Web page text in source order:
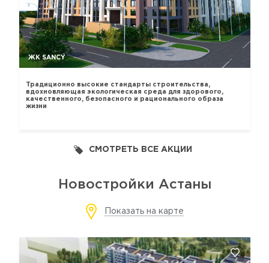
ЖК SANCY
Традиционно высокие стандарты строительства,
вдохновляющая экологическая среда для здорового,
качественного, безопасного и рационального образа
жизни
СМОТРЕТЬ ВСЕ АКЦИИ
Новостройки Астаны
Показать на карте